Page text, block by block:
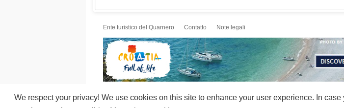
We respect your privacy! We use cookies on this site to enhance your user experience. In
Ente turistico del Quarnero Contatto Note legali
DESIGN & DEVELOPMENT: